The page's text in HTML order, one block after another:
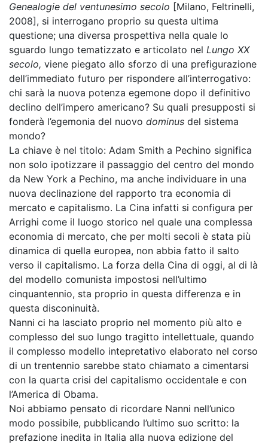
Genealogie del ventunesimo secolo [Milano, Feltrinelli,
2008], si interrogano proprio su questa ultima
questione; una diversa prospettiva nella quale lo
sguardo lungo tematizzato e articolato nel Lungo XX
secolo, viene piegato allo sforzo di una prefigurazione
dell’immediato futuro per rispondere all’interrogativo:
chi sarà la nuova potenza egemone dopo il definitivo
declino dell’impero americano? Su quali presupposti si
fonderà l’egemonia del nuovo dominus del sistema
mondo?
La chiave è nel titolo: Adam Smith a Pechino significa
non solo ipotizzare il passaggio del centro del mondo
da New York a Pechino, ma anche individuare in una
nuova declinazione del rapporto tra economia di
mercato e capitalismo. La Cina infatti si configura per
Arrighi come il luogo storico nel quale una complessa
economia di mercato, che per molti secoli è stata più
dinamica di quella europea, non abbia fatto il salto
verso il capitalismo. La forza della Cina di oggi, al di là
del modello comunista impostosi nell’ultimo
cinquantennio, sta proprio in questa differenza e in
questa disconinuità.
Nanni ci ha lasciato proprio nel momento più alto e
complesso del suo lungo tragitto intellettuale, quando
il complesso modello intepretativo elaborato nel corso
di un trentennio sarebbe stato chiamato a cimentarsi
con la quarta crisi del capitalismo occidentale e con
l’America di Obama.
Noi abbiamo pensato di ricordare Nanni nell’unico
modo possibile, pubblicando l’ultimo suo scritto: la
prefazione inedita in Italia alla nuova edizione del